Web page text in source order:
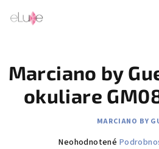
Marciano by
okuliare
MARCIANO BY
Priemerné
Neohodnotené